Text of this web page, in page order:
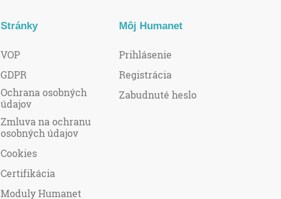
Stránky
VOP
GDPR
Ochrana osobných
údajov
Zmluva na ochranu
osobných údajov
Cookies
Certifikácia
Moduly Humanet
Môj Humanet
Prihlásenie
Registrácia
Zabudnuté heslo